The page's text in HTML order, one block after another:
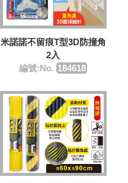
米諾諾不留痕T型3D防撞角
2入
編號:No. 184618